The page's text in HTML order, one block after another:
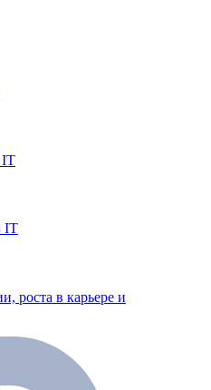
IT
IT
роста в карьере и